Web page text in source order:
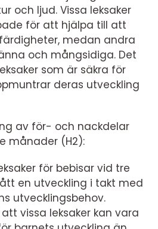
och ljud. Vissa leksaker
för att hjälpa till att
medan andra
och mångsidiga. Det
som är säkra för
deras utveckling
av för- och nackdelar
månader (H2):
för bebisar vid tre
en utveckling i takt med
utvecklingsbehov.
vissa leksaker kan vara